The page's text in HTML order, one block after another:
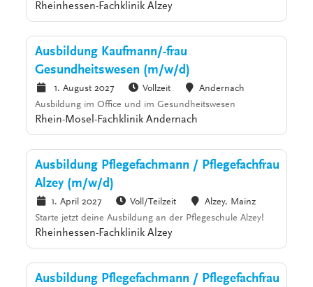
Rheinhessen-Fachklinik Alzey
Ausbildung Kaufmann/-frau
Gesundheitswesen (m/w/d)
1. August 2027 Vollzeit
Andernach
Ausbildung im Office und im Gesundheitswesen
Rhein-Mosel-Fachklinik Andernach
Ausbildung Pflegefachmann / Pflegefachfrau
Alzey (m/w/d)
1. April 2027 Voll/Teilzeit
Alzey, Mainz
Starte jetzt deine Ausbildung an der Pflegeschule Alzey!
Rheinhessen-Fachklinik Alzey
Ausbildung Pflegefachmann / Pflegefachfrau